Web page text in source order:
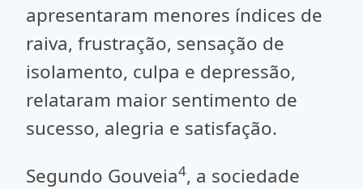
apresentaram menores índices de
raiva, frustração, sensação de
isolamento, culpa e depressão,
relataram maior sentimento de
sucesso, alegria e satisfação.
Segundo Gouveia4, a sociedade